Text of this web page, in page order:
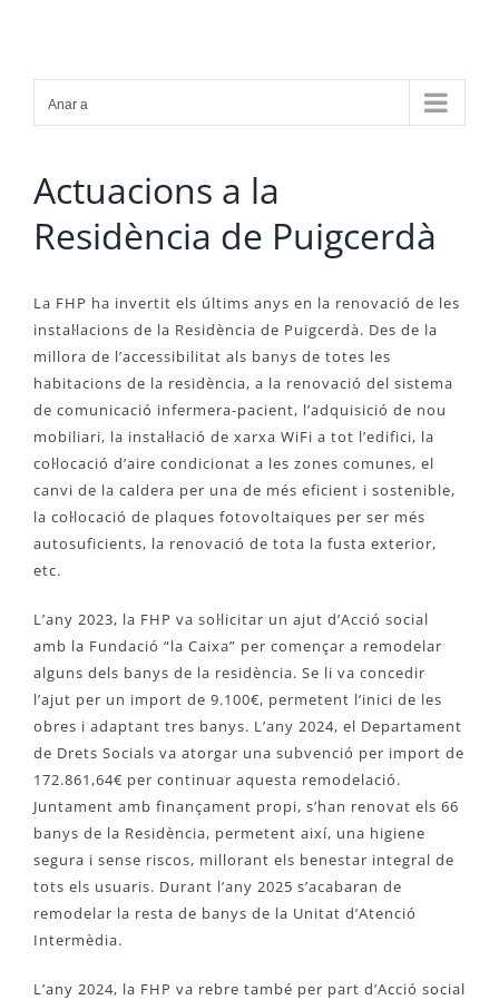
Anar a
Actuacions a la
Residència de Puigcerdà
La FHP ha invertit els últims anys en la renovació de les
instal·lacions de la Residència de Puigcerdà. Des de la
millora de l’accessibilitat als banys de totes les
habitacions de la residència, a la renovació del sistema
de comunicació infermera-pacient, l’adquisició de nou
mobiliari, la instal·lació de xarxa WiFi a tot l’edifici, la
col·locació d’aire condicionat a les zones comunes, el
canvi de la caldera per una de més eficient i sostenible,
la col·locació de plaques fotovoltaiques per ser més
autosuficients, la renovació de tota la fusta exterior,
etc.
L’any 2023, la FHP va sol·licitar un ajut d’Acció social
amb la Fundació “la Caixa” per començar a remodelar
alguns dels banys de la residència. Se li va concedir
l’ajut per un import de 9.100€, permetent l’inici de les
obres i adaptant tres banys. L’any 2024, el Departament
de Drets Socials va atorgar una subvenció per import de
172.861,64€ per continuar aquesta remodelació.
Juntament amb finançament propi, s’han renovat els 66
banys de la Residència, permetent així, una higiene
segura i sense riscos, millorant els benestar integral de
tots els usuaris. Durant l’any 2025 s’acabaran de
remodelar la resta de banys de la Unitat d’Atenció
Intermèdia.
L’any 2024, la FHP va rebre també per part d’Acció social